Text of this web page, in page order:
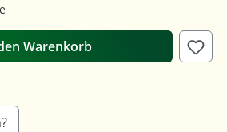
Warenkorb